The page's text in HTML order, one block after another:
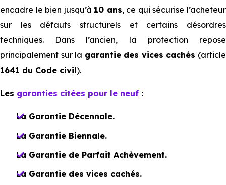
encadre le bien jusqu’à 10 ans, ce qui sécurise l’acheteur
sur les défauts structurels et certains désordres
techniques. Dans l’ancien, la protection repose
principalement sur la garantie des vices cachés (article
1641 du Code civil).
Les garanties citées pour le neuf :
La Garantie Décennale.
La Garantie Biennale.
La Garantie de Parfait Achèvement.
La Garantie des vices cachés.